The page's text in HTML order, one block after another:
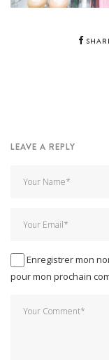
LEAVE A REPLY
Enregistrer mon
pour mon prochain